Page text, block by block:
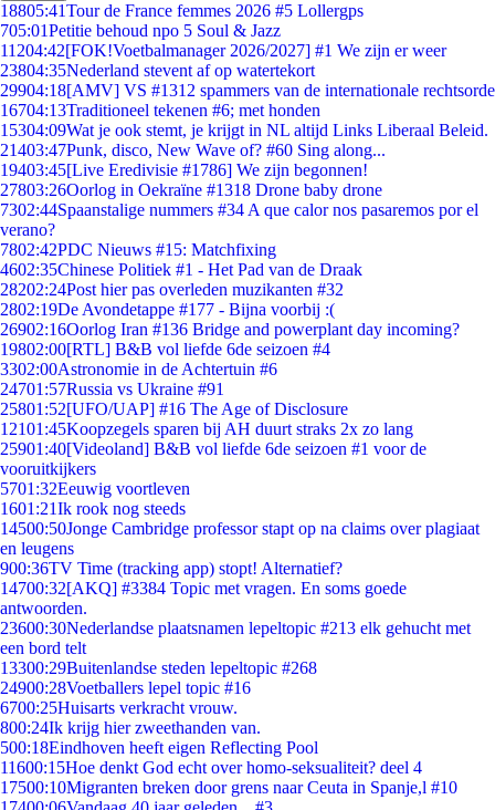
18805:41Tour de France femmes 2026 #5 Lollergps
705:01Petitie behoud npo 5 Soul & Jazz
11204:42[FOK!Voetbalmanager 2026/2027] #1 We zijn er weer
23804:35Nederland stevent af op watertekort
29904:18[AMV] VS #1312 spammers van de internationale rechtsorde
16704:13Traditioneel tekenen #6; met honden
15304:09Wat je ook stemt, je krijgt in NL altijd Links Liberaal Beleid.
21403:47Punk, disco, New Wave of? #60 Sing along...
19403:45[Live Eredivisie #1786] We zijn begonnen!
27803:26Oorlog in Oekraïne #1318 Drone baby drone
7302:44Spaanstalige nummers #34 A que calor nos pasaremos por el
verano?
7802:42PDC Nieuws #15: Matchfixing
4602:35Chinese Politiek #1 - Het Pad van de Draak
28202:24Post hier pas overleden muzikanten #32
2802:19De Avondetappe #177 - Bijna voorbij :(
26902:16Oorlog Iran #136 Bridge and powerplant day incoming?
19802:00[RTL] B&B vol liefde 6de seizoen #4
3302:00Astronomie in de Achtertuin #6
24701:57Russia vs Ukraine #91
25801:52[UFO/UAP] #16 The Age of Disclosure
12101:45Koopzegels sparen bij AH duurt straks 2x zo lang
25901:40[Videoland] B&B vol liefde 6de seizoen #1 voor de
vooruitkijkers
5701:32Eeuwig voortleven
1601:21Ik rook nog steeds
14500:50Jonge Cambridge professor stapt op na claims over plagiaat
en leugens
900:36TV Time (tracking app) stopt! Alternatief?
14700:32[AKQ] #3384 Topic met vragen. En soms goede
antwoorden.
23600:30Nederlandse plaatsnamen lepeltopic #213 elk gehucht met
een bord telt
13300:29Buitenlandse steden lepeltopic #268
24900:28Voetballers lepel topic #16
6700:25Huisarts verkracht vrouw.
800:24Ik krijg hier zweethanden van.
500:18Eindhoven heeft eigen Reflecting Pool
11600:15Hoe denkt God echt over homo-seksualiteit? deel 4
17500:10Migranten breken door grens naar Ceuta in Spanje,l #10